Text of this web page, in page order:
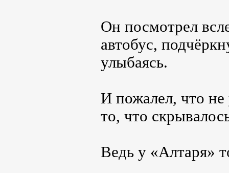
Он посмотрел
автобус,
улыбаясь.
И пожалел, что не
то, что
Ведь у «Алтаря»